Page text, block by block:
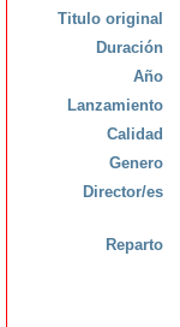
Titulo original
Duración
Año
Lanzamiento
Calidad
Genero
Director/es
Reparto